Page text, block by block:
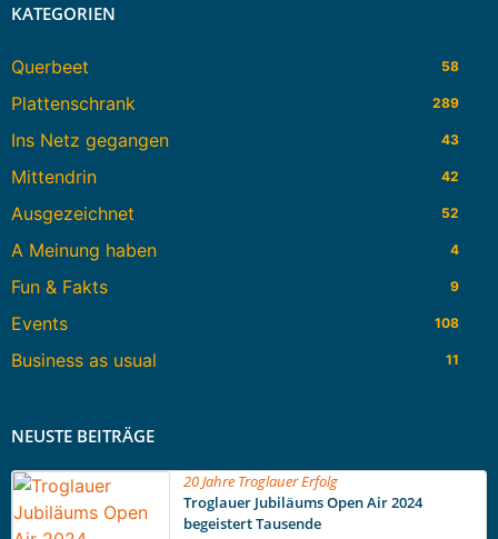
KATEGORIEN
Querbeet 58
Plattenschrank 289
Ins Netz gegangen 43
Mittendrin 42
Ausgezeichnet 52
A Meinung haben 4
Fun & Fakts 9
Events 108
Business as usual 11
NEUSTE BEITRÄGE
20 Jahre Troglauer Erfolg
Troglauer Jubiläums Open Air 2024
begeistert Tausende